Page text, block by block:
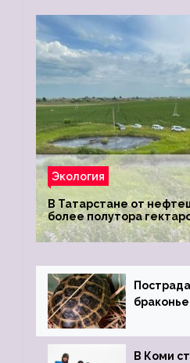
Экология
В Татарстане от
более полутора
зоопарк
В Коми